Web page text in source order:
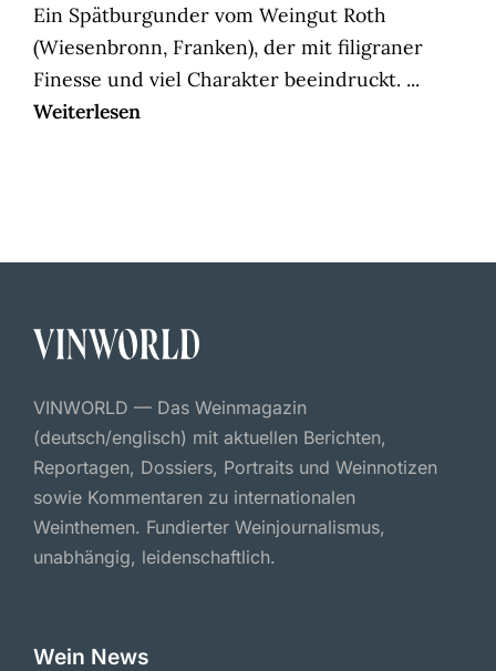
Ein Spätburgunder vom Weingut Roth
(Wiesenbronn, Franken), der mit filigraner
Finesse und viel Charakter beeindruckt. ...
Weiterlesen
VINWORLD — Das Weinmagazin
(deutsch/englisch) mit aktuellen Berichten,
Reportagen, Dossiers, Portraits und Weinnotizen
sowie Kommentaren zu internationalen
Weinthemen. Fundierter Weinjournalismus,
unabhängig, leidenschaftlich.
Wein News